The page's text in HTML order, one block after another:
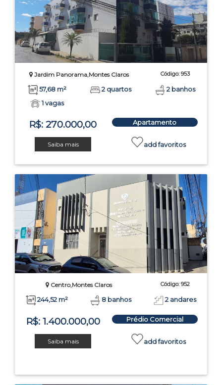
Jardim Panorama,Montes Claros Código: 953
57,68 m² 2 quartos
2 banhos
1 vagas
R$: 270.000,00 Apartamento
Saiba mais add favoritos
Centro,Montes Claros Código: 952
244,52 m² 8 banhos 2 andares
R$: 1.400.000,00 Prédio Comercial
Saiba mais add favoritos